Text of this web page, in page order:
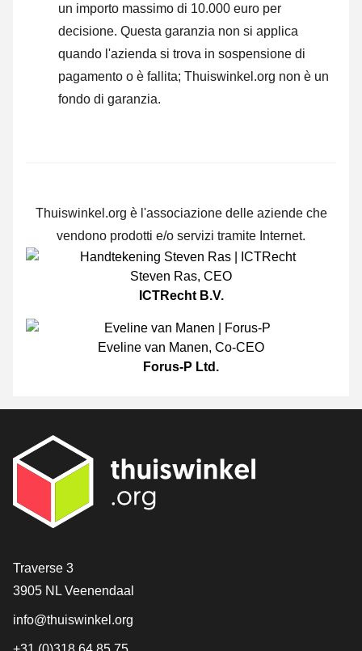
un importo massimo di 10.000 euro per
decisione. Questa garanzia non si applica
quando l'azienda si trova in sospensione di
pagamento o è fallita; Thuiswinkel.org non è un
fondo di garanzia.
Thuiswinkel.org è l'associazione delle aziende che
vendono prodotti e/o servizi tramite Internet.
Steven Ras, CEO
ICTRecht B.V.
Eveline van Manen, Co-CEO
Forus-P Ltd.
[_General:Contact]
Traverse 3
3905 NL Veenendaal
info@thuiswinkel.org